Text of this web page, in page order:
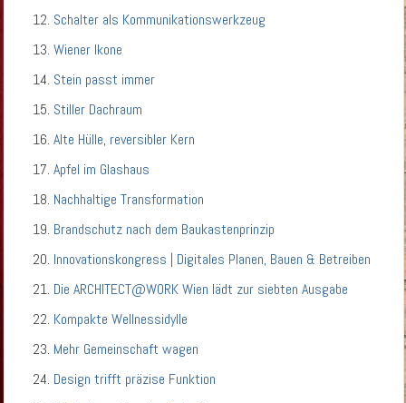
Schalter als Kommunikationswerkzeug
Wiener Ikone
Stein passt immer
Stiller Dachraum
Alte Hülle, reversibler Kern
Apfel im Glashaus
Nachhaltige Transformation
Brandschutz nach dem Baukastenprinzip
Innovationskongress | Digitales Planen, Bauen & Betreiben
Die ARCHITECT@WORK Wien lädt zur siebten Ausgabe
Kompakte Wellnessidylle
Mehr Gemeinschaft wagen
Design trifft präzise Funktion